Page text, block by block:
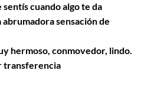
cuando algo te da
sensación de
hermoso, conmovedor, lindo.
transferencia